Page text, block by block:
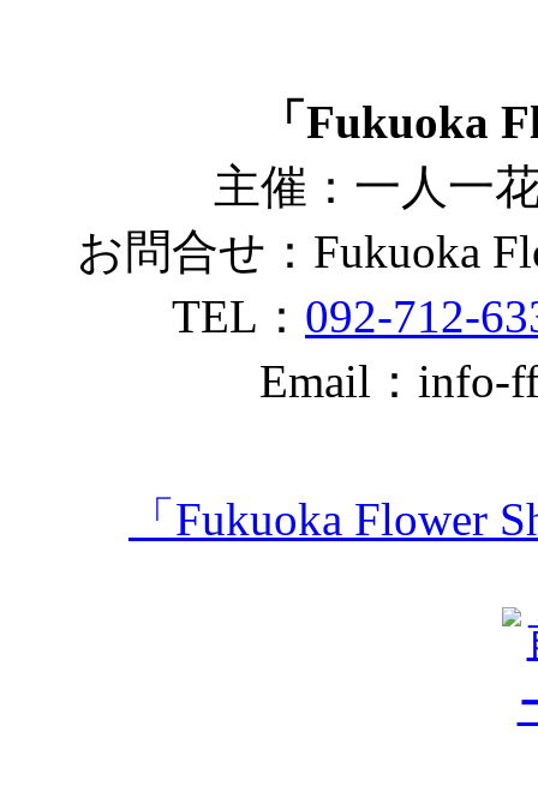
「Fukuoka
主催：一人一
お問合せ：Fukuoka
TEL： 092-712-
Email：info-
「Fukuoka Flower